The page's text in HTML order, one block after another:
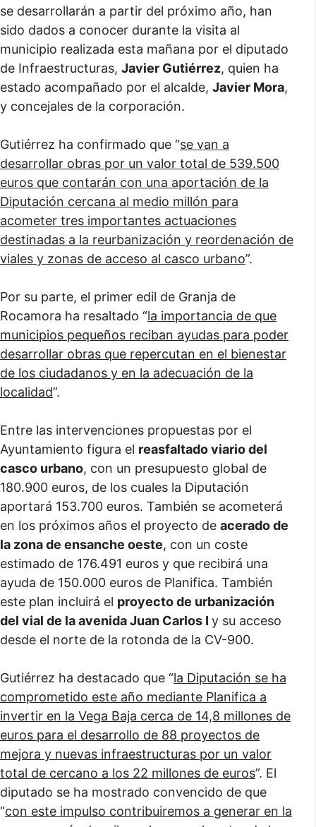
se desarrollarán a partir del próximo año, han
sido dados a conocer durante la visita al
municipio realizada esta mañana por el diputado
de Infraestructuras, Javier Gutiérrez, quien ha
estado acompañado por el alcalde, Javier Mora,
y concejales de la corporación.
Gutiérrez ha confirmado que “se van a
desarrollar obras por un valor total de 539.500
euros que contarán con una aportación de la
Diputación cercana al medio millón para
acometer tres importantes actuaciones
destinadas a la reurbanización y reordenación de
viales y zonas de acceso al casco urbano”.
Por su parte, el primer edil de Granja de
Rocamora ha resaltado “la importancia de que
municipios pequeños reciban ayudas para poder
desarrollar obras que repercutan en el bienestar
de los ciudadanos y en la adecuación de la
localidad”.
Entre las intervenciones propuestas por el
Ayuntamiento figura el reasfaltado viario del
casco urbano, con un presupuesto global de
180.900 euros, de los cuales la Diputación
aportará 153.700 euros. También se acometerá
en los próximos años el proyecto de acerado de
la zona de ensanche oeste, con un coste
estimado de 176.491 euros y que recibirá una
ayuda de 150.000 euros de Planifica. También
este plan incluirá el proyecto de urbanización
del vial de la avenida Juan Carlos I y su acceso
desde el norte de la rotonda de la CV-900.
Gutiérrez ha destacado que “la Diputación se ha
comprometido este año mediante Planifica a
invertir en la Vega Baja cerca de 14,8 millones de
euros para el desarrollo de 88 proyectos de
mejora y nuevas infraestructuras por un valor
total de cercano a los 22 millones de euros”. El
diputado se ha mostrado convencido de que
“con este impulso contribuiremos a generar en la